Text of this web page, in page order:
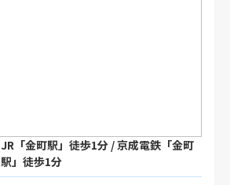
JR「金町駅」徒歩1分 / 京成電鉄「金町
駅」徒歩1分